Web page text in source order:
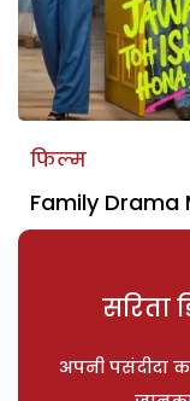
फिल्म
Family Drama
सरिता
अपनी पसंदीदा